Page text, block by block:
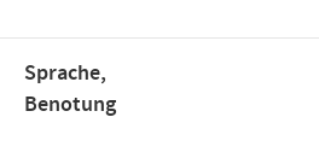
Sprache,
Benotung